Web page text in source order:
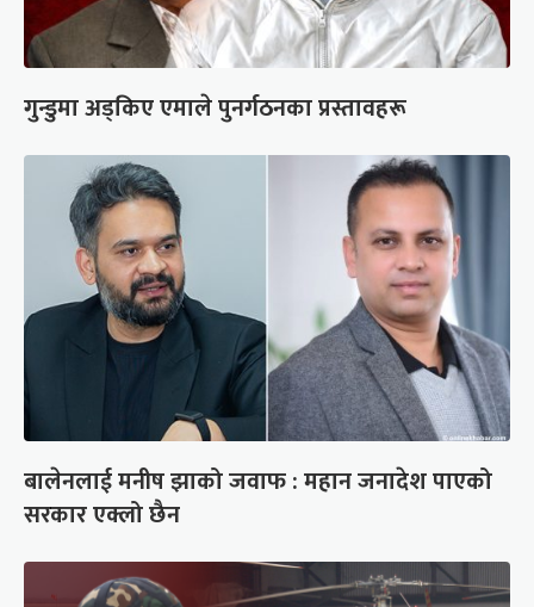
गुन्डुमा अड्किए एमाले पुनर्गठनका प्रस्तावहरू
बालेनलाई मनीष झाको जवाफ : महान जनादेश पाएको
सरकार एक्लो छैन